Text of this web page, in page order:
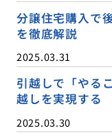
分譲住宅購入で
を徹底解説
2025.03.31
引越しで「やる
越しを実現する
2025.03.30